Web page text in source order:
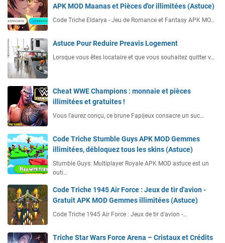
APK MOD Maanas et Pièces d'or illimitées (Astuce)
Code Triche Eldarya - Jeu de Romance et Fantasy APK MO…
Astuce Pour Reduire Preavis Logement
Lorsque vous êtes locataire et que vous souhaitez quitter v…
Cheat WWE Champions : monnaie et pièces
illimitées et gratuites !
Vous l’aurez conçu, ce brune Fapijeux consacre un suc…
Code Triche Stumble Guys APK MOD Gemmes
illimitées, débloquez tous les skins (Astuce)
Stumble Guys: Multiplayer Royale APK MOD astuce est un
outi…
Code Triche 1945 Air Force : Jeux de tir d'avion -
Gratuit APK MOD Gemmes illimitées (Astuce)
Code Triche 1945 Air Force : Jeux de tir d'avion -…
Triche Star Wars Force Arena – Cristaux et Crédits